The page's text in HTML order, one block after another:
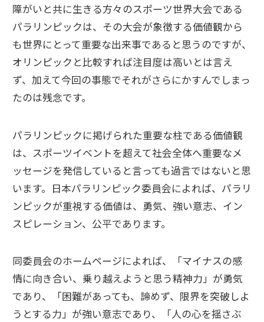
障がいと共に生きる方々のスポーツ世界大会である
パラリンピックは、その大会が象徴する価値観から
も世界にとって重要な出来事であると思うのですが、
オリンピックと比較すれば注目度は高いとは言え
ず、加えて今回の事態でそれがさらにかすんでしまっ
たのは残念です。
パラリンピックに掲げられた重要な柱である価値観
は、スポーツイベントを超えて社会全体へ重要なメ
ッセージを発信していると言っても過言ではないと思
います。日本パラリンピック委員会によれば、パラリ
ンピックが重視する価値は、勇気、強い意志、イン
スピレーション、公平であります。
同委員会のホームページによれば、「マイナスの感
情に向き合い、乗り越えようと思う精神力」が勇気
であり、「困難があっても、諦めず、限界を突破しよ
うとする力」が強い意志であり、「人の心を揺さぶ